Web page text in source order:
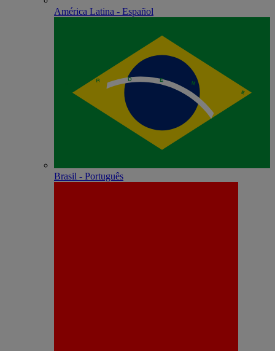
América Latina - Español
Brasil - Português